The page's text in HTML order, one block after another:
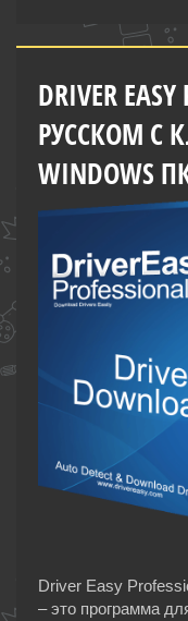
DRIVER
РУССКОМ С
WINDOWS
Driver Easy
– это программа